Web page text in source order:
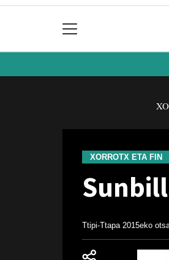
XORROTX ETA FIN
Ttipi-Ttapa 2015eko